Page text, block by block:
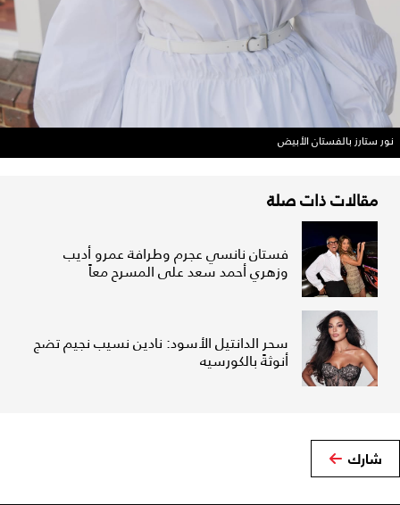
نور ستارز بالفستان الأبيض
مقالات ذات صلة
فستان نانسي عجرم وطرافة عمرو أديب
وزهري أحمد سعد على المسرح معاً
سحر الدانتيل الأسود: نادين نسيب نجيم تضج
أنوثةً بالكورسيه
شارك